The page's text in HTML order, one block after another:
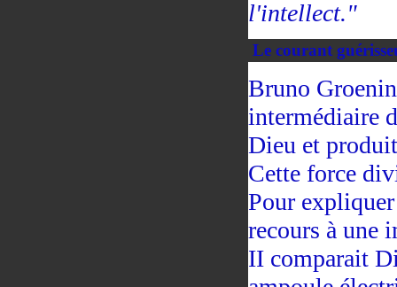
l'intellect."
Le courant
Bruno
intermédiaire
Dieu et
Cette force
Pour
recours à une
II comparait